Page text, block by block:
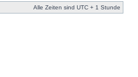
Alle Zeiten sind UTC + 1 Stunde